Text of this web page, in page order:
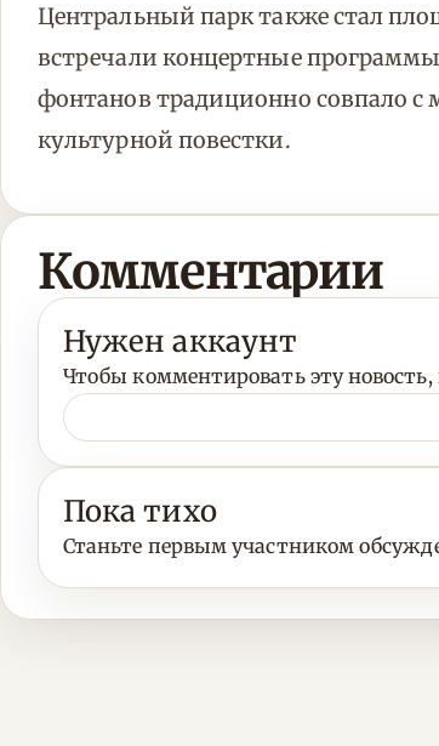
Центральный парк также стал
встречали концертные
фонтанов традиционно совпало с
культурной повестки.
Комментарии
Нужен аккаунт
Чтобы комментировать эту
Пока тихо
Станьте первым участником